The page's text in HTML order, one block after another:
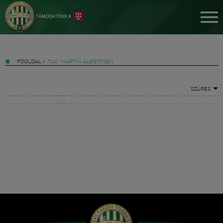
FŐOLDAL » TAG: MARTIN ALBERTSEN
SZŰRÉS
Hírek